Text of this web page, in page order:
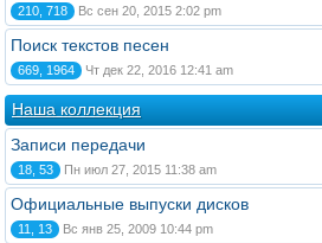
210, 718 Вс сен 20, 2015 2:02 pm
Поиск текстов песен
669, 1964 Чт дек 22, 2016 12:41 am
Наша коллекция
Записи передачи
18, 53 Пн июл 27, 2015 11:38 am
Официальные выпуски дисков
11, 13 Вс янв 25, 2009 10:44 pm